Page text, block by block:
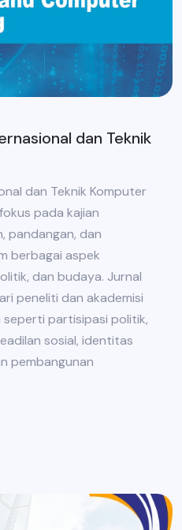
dan Teknik
dan Teknik Komputer
pada kajian
pandangan, dan
berbagai aspek
dan budaya. Jurnal
peneliti dan akademisi
partisipasi politik,
sosial, identitas
pembangunan